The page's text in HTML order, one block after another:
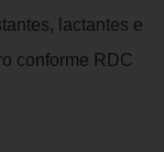
lactantes e
conforme RDC